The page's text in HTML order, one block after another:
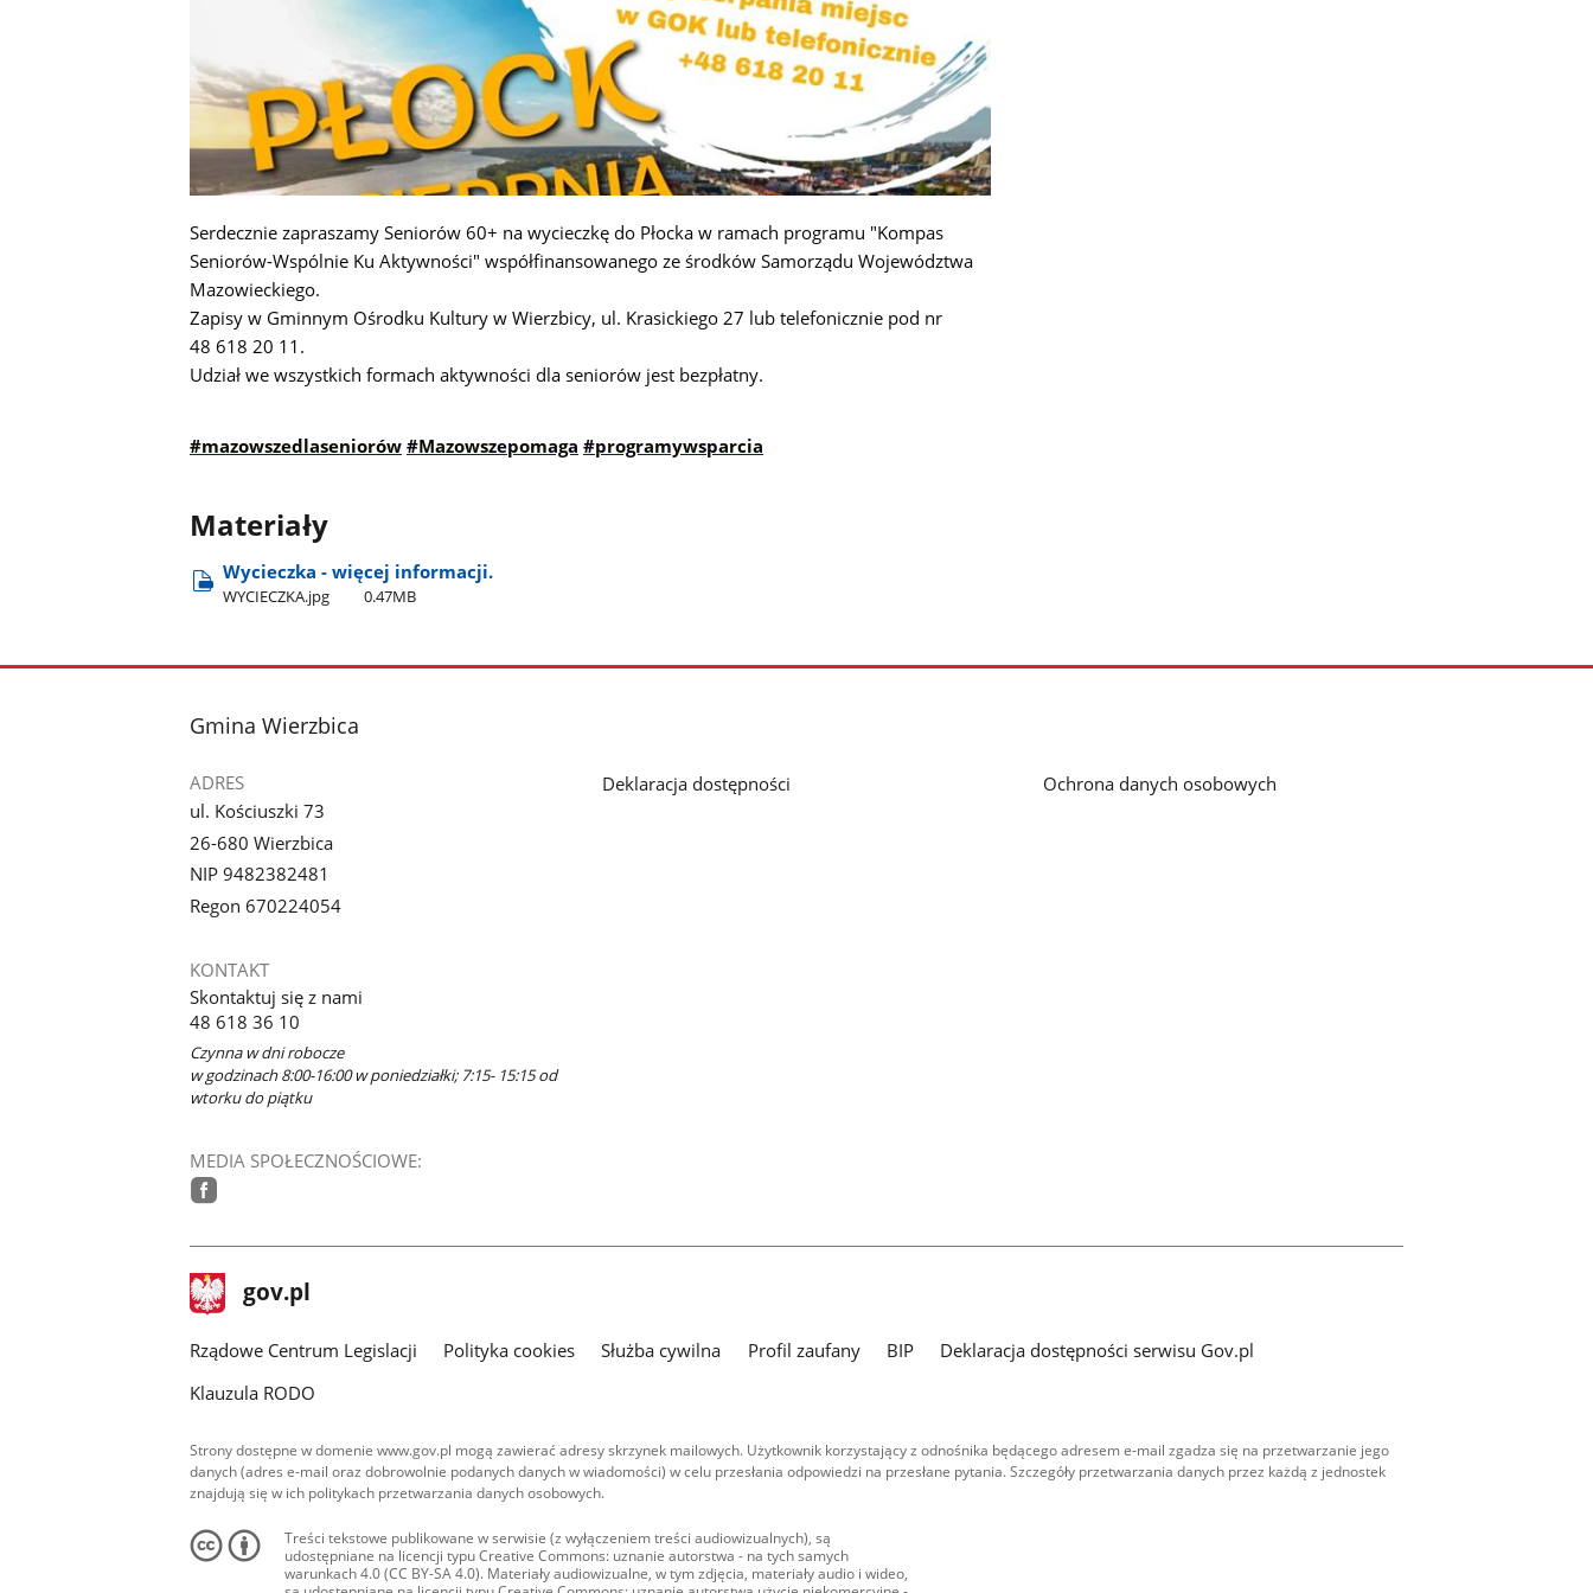
Serdecznie zapraszamy Seniorów 60+ na wycieczkędo Płocka w ramach programu "Kompas
Seniorów-Wspólnie Ku Aktywności" współfinansowanego ze środków Samorządu Województwa
Mazowieckiego.
Zapisy w Gminnym Ośrodku Kultury w Wierzbicy, ul. Krasickiego 27 lub telefonicznie pod nr
48 618 20 11.
Udziałwe wszystkich formach aktywności dla seniorów jest bezpłatny.
#mazowszedlaseniorów #Mazowszepomaga #programywsparcia
Materiały
Wycieczka - więcej informacji.
WYCIECZKA.jpg 0.47MB
stopka
Gmina Wierzbica
ADRES
ul. Kościuszki 73
26-680 Wierzbica
NIP 9482382481
Regon 670224054
KONTAKT
Skontaktuj się z nami
48 618 36 10
Czynna w dni robocze
w godzinach 8:00-16:00 w poniedziałki; 7:15- 15:15 od
wtorku do piątku
MEDIA SPOŁECZNOŚCIOWE:
Deklaracja dostępności Ochrona danych osobowych
stopka
gov.pl Strona
gov.pl
Rządowe Centrum Legislacji Polityka cookies Służba cywilna Profil zaufany BIP
Deklaracja dostępności serwisu Gov.pl
Klauzula RODO
Strony dostępne w domenie www.gov.pl mogą zawierać adresy skrzynek mailowych. Użytkownik korzystający z odnośnika będącego adresem e-mail zgadza się na przetwarzanie jego
danych (adres e-mail oraz dobrowolnie podanych danych w wiadomości) w celu przesłania odpowiedzi na przesłane pytania. Szczegóły przetwarzania danych przez każdą z jednostek
znajdują się w ich politykach przetwarzania danych osobowych.
Treści tekstowe publikowane w serwisie (z wyłączeniem treści audiowizualnych), są
udostępniane na licencji typu Creative Commons: uznanie autorstwa - na tych samych
warunkach 4.0 (CC BY-SA 4.0). Materiały audiowizualne, w tym zdjęcia, materiały audio i wideo,